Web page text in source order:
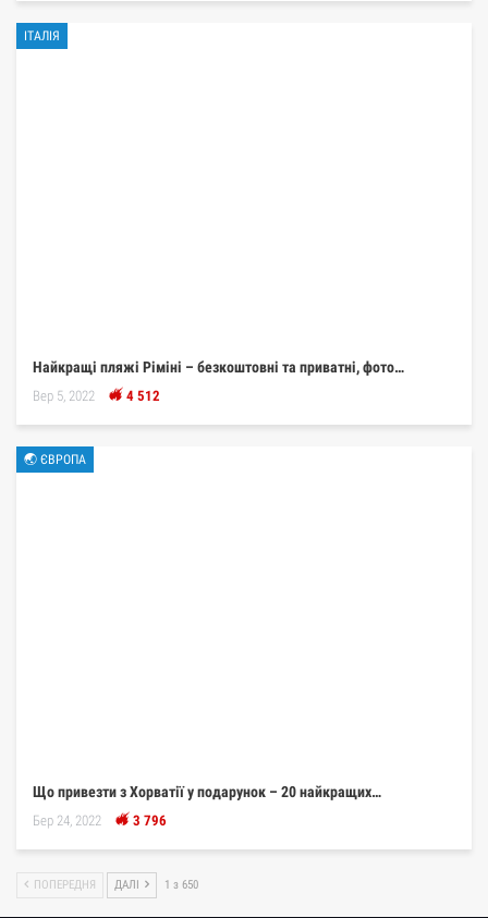
ІТАЛІЯ
Найкращі пляжі Ріміні – безкоштовні та приватні, фото…
Вер 5, 2022 4 512
🌏 ЄВРОПА
Що привезти з Хорватії у подарунок – 20 найкращих…
Бер 24, 2022 3 796
ПОПЕРЕДНЯ ДАЛІ 1 з 650